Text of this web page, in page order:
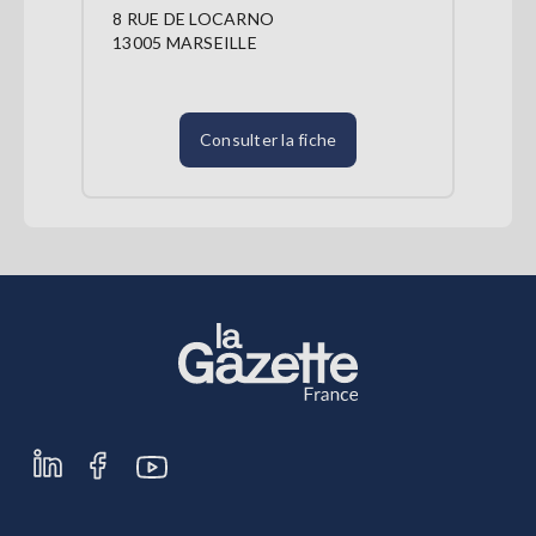
8 RUE DE LOCARNO
13005 MARSEILLE
Consulter la fiche